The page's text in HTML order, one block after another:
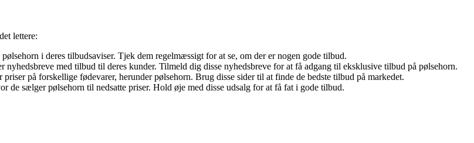
lettere:
i deres tilbudsaviser. Tjek dem regelmæssigt for at se, om der er nogen gode tilbud.
nyhedsbreve med tilbud til deres kunder. Tilmeld dig disse nyhedsbreve for at få adgang til eksklusive tilbud på pølsehorn.
priser på forskellige fødevarer, herunder pølsehorn. Brug disse sider til at finde de bedste tilbud på markedet.
de sælger pølsehorn til nedsatte priser. Hold øje med disse udsalg for at få fat i gode tilbud.